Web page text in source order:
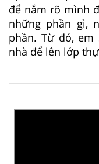
để nắm rõ mình
những phần gì,
phần. Từ đó,
nhà để lên lớp